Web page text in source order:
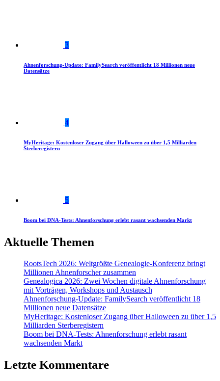
3
Ahnenforschung-Update: FamilySearch veröffentlicht 18 Millionen neue
Datensätze
4
MyHeritage: Kostenloser Zugang über Halloween zu über 1,5 Milliarden
Sterberegistern
5
Boom bei DNA-Tests: Ahnenforschung erlebt rasant wachsenden Markt
Aktuelle Themen
RootsTech 2026: Weltgrößte Genealogie-Konferenz bringt
Millionen Ahnenforscher zusammen
Genealogica 2026: Zwei Wochen digitale Ahnenforschung
mit Vorträgen, Workshops und Austausch
Ahnenforschung-Update: FamilySearch veröffentlicht 18
Millionen neue Datensätze
MyHeritage: Kostenloser Zugang über Halloween zu über 1,5
Milliarden Sterberegistern
Boom bei DNA-Tests: Ahnenforschung erlebt rasant
wachsenden Markt
Letzte Kommentare